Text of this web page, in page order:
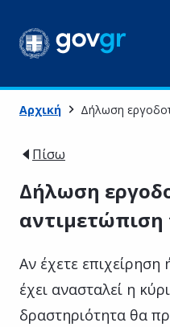
Αρχική Δήλωση
Πίσω
Δήλωση
αντιμετώπιση
Αν έχετε επιχείρηση
έχει ανασταλεί η
δραστηριότητα θα